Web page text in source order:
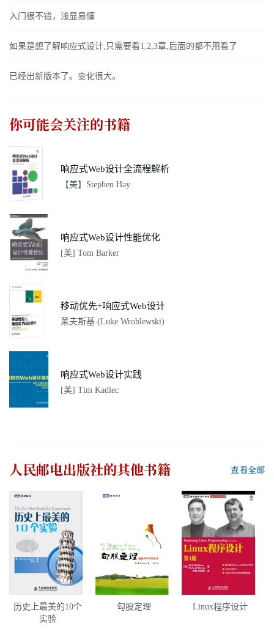
入门很不错，浅显易懂
如果是想了解响应式设计,只需要看1,2,3章,后面的都不用看了
已经出新版本了。变化很大。
你可能会关注的书籍
响应式Web设计全流程解析
【美】Stephen Hay
响应式Web设计性能优化
[美] Tom Barker
移动优先+响应式Web设计
莱夫斯基 (Luke Wroblewski)
响应式Web设计实践
[美] Tim Kadlec
人民邮电出版社的其他书籍 查看全部
历史上最美的10个
实验
勾股定理 Linux程序设计